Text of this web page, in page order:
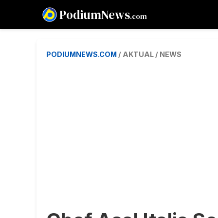
PodiumNews.com
PODIUMNEWS.COM / AKTUAL / NEWS